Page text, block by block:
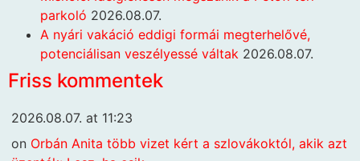
parkoló 2026.08.07.
A nyári vakáció eddigi formái megterhelővé,
potenciálisan veszélyessé váltak 2026.08.07.
Friss kommentek
2026.08.07. at 11:23
on Orbán Anita több vizet kért a szlovákoktól, akik azt